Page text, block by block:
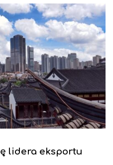
lidera eksportu